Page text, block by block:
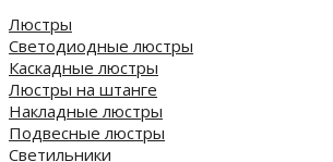
Люстры
Светодиодные люстры
Каскадные люстры
Люстры на штанге
Накладные люстры
Подвесные люстры
Светильники